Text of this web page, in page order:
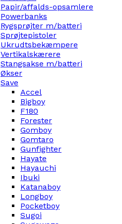
Papir/affalds-opsamlere
Powerbanks
Rygsprøjter m/batteri
Sprøjtepistoler
Ukrudtsbekæmpere
Vertikalskærere
Stangsakse m/batteri
Økser
Save
Accel
Bigboy
F180
Forester
Gomboy
Gomtaro
Gunfighter
Hayate
Hayauchi
Ibuki
Katanaboy
Longboy
Pocketboy
Sugoi